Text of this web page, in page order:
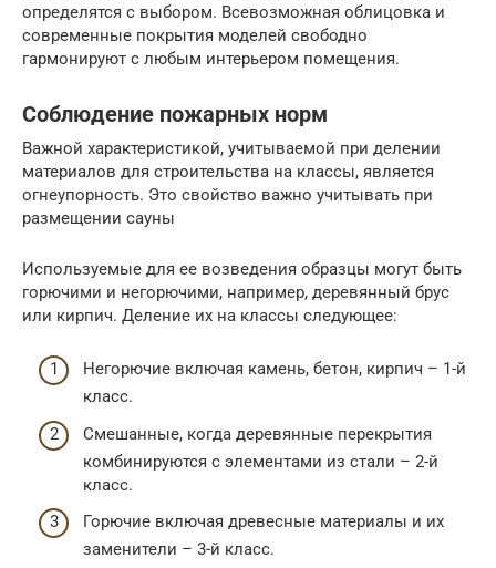
определятся с выбором. Всевозможная облицовка и
современные покрытия моделей свободно
гармонируют с любым интерьером помещения.
Соблюдение пожарных норм
Важной характеристикой, учитываемой при делении
материалов для строительства на классы, является
огнеупорность. Это свойство важно учитывать при
размещении сауны
Используемые для ее возведения образцы могут быть
горючими и негорючими, например, деревянный брус
или кирпич. Деление их на классы следующее:
Негорючие включая камень, бетон, кирпич – 1-й
класс.
Смешанные, когда деревянные перекрытия
комбинируются с элементами из стали – 2-й
класс.
Горючие включая древесные материалы и их
заменители – 3-й класс.